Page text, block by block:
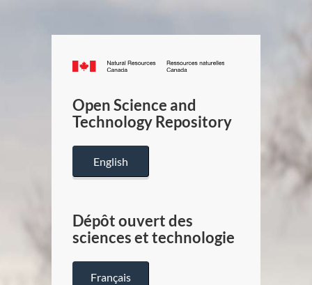
Canada.ca
/
Canada
Open Science and
Technology Repository
English
Dépôt ouvert des
sciences et technologie
Français